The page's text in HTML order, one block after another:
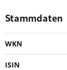
Stammdaten
WKN
ISIN